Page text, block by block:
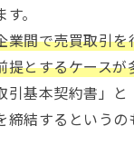
。
業間で売買取引
提とするケースが
引基本契約書」
締結するというの